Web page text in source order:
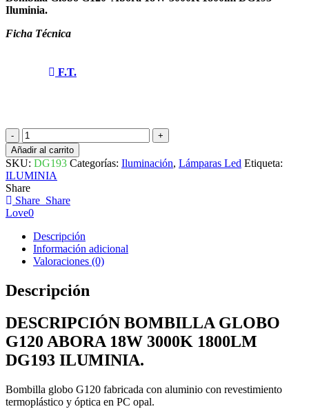
Iluminia.
Ficha Técnica
F.T.
BOMBILLA
GLOBO
G120
ABORA
18W
3000K
1800LM
DG193
ILUMINIA
cantidad
Añadir al carrito
SKU: DG193 Categorías: Iluminación, Lámparas Led Etiqueta:
ILUMINIA
Share
Share Share
Love0
Descripción
Información adicional
Valoraciones (0)
Descripción
DESCRIPCIÓN BOMBILLA GLOBO
G120 ABORA 18W 3000K 1800LM
DG193 ILUMINIA.
Bombilla globo G120 fabricada con aluminio con revestimiento
termoplástico y óptica en PC opal.